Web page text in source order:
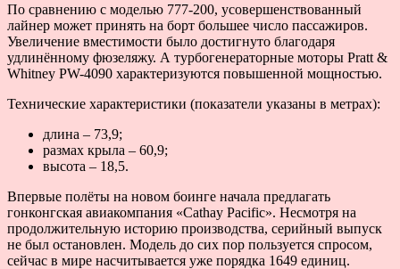
По сравнению с моделью 777-200, усовершенствованный
лайнер может принять на борт большее число пассажиров.
Увеличение вместимости было достигнуто благодаря
удлинённому фюзеляжу. А турбогенераторные моторы Pratt &
Whitney PW-4090 характеризуются повышенной мощностью.
Технические характеристики (показатели указаны в метрах):
длина – 73,9;
размах крыла – 60,9;
высота – 18,5.
Впервые полёты на новом боинге начала предлагать
гонконгская авиакомпания «Cathay Pacific». Несмотря на
продолжительную историю производства, серийный выпуск
не был остановлен. Модель до сих пор пользуется спросом,
сейчас в мире насчитывается уже порядка 1649 единиц.